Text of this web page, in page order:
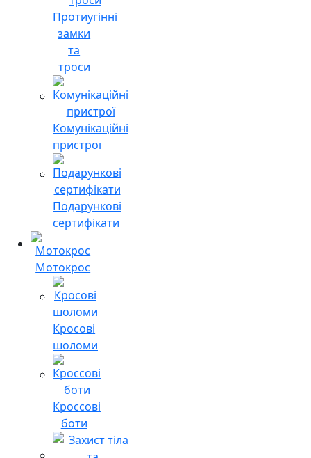
Протиугінні
замки
та
троси
Комунікаційні
пристрої
Подарункові
сертифікати
Мотокрос
Кросові
шоломи
Кроссові
боти